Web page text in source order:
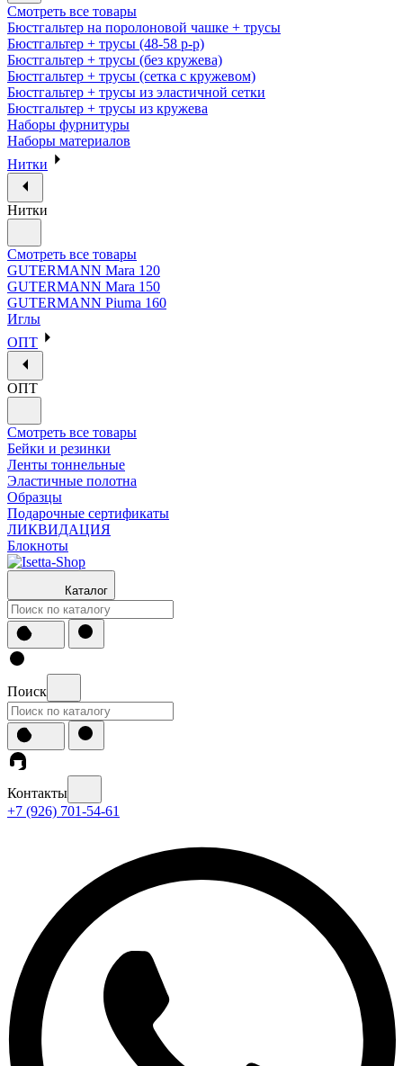
Смотреть все товары
Бюстгальтер на поролоновой чашке + трусы
Бюстгальтер + трусы (48-58 р-р)
Бюстгальтер + трусы (без кружева)
Бюстгальтер + трусы (сетка с кружевом)
Бюстгальтер + трусы из эластичной сетки
Бюстгальтер + трусы из кружева
Наборы фурнитуры
Наборы материалов
Нитки
Нитки
Смотреть все товары
GUTERMANN Mara 120
GUTERMANN Mara 150
GUTERMANN Piuma 160
Иглы
ОПТ
ОПТ
Смотреть все товары
Бейки и резинки
Ленты тоннельные
Эластичные полотна
Образцы
Подарочные сертификаты
ЛИКВИДАЦИЯ
Блокноты
Каталог
Поиск
Контакты
+7 (926) 701-54-61